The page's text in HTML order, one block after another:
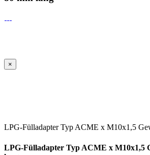
×
LPG-Fülladapter Typ ACME x M10x1,5
LPG-Fülladapter Typ ACME x M10x1,5